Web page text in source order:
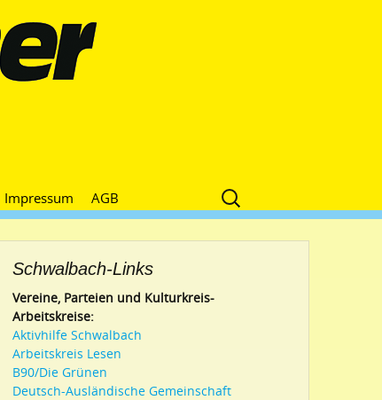
Impressum AGB
Suche
nach:
Schwalbach-Links
Vereine, Parteien und Kulturkreis-
Arbeitskreise:
Aktivhilfe Schwalbach
Arbeitskreis Lesen
B90/Die Grünen
Deutsch-Ausländische Gemeinschaft